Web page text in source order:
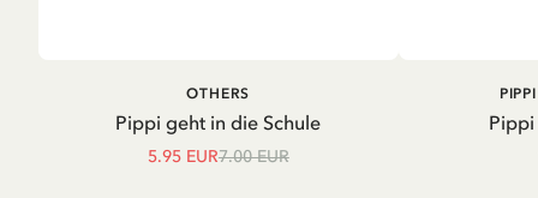
IN DEN WARENKORB
Pippi geht in die Schule
OTHERS
5.95 EUR7.00 EUR
IN